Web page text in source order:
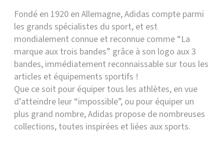
Fondé en 1920 en Allemagne, Adidas compte parmi
les grands spécialistes du sport, et est
mondialement connue et reconnue comme “La
marque aux trois bandes” grâce à son logo aux 3
bandes, immédiatement reconnaissable sur tous les
articles et équipements sportifs !
Que ce soit pour équiper tous les athlètes, en vue
d’atteindre leur “impossible”, ou pour équiper un
plus grand nombre, Adidas propose de nombreuses
collections, toutes inspirées et liées aux sports.